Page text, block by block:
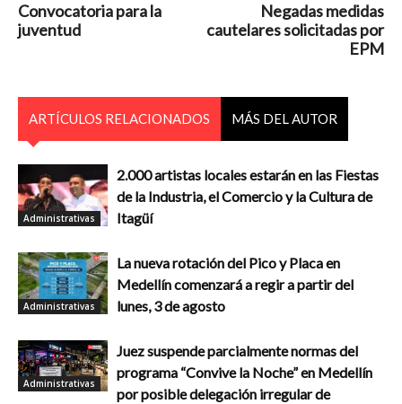
Convocatoria para la
juventud
Negadas medidas
cautelares solicitadas por
EPM
ARTÍCULOS RELACIONADOS MÁS DEL AUTOR
Administrativas
2.000 artistas locales estarán en las Fiestas
de la Industria, el Comercio y la Cultura de
Itagüí
Administrativas
La nueva rotación del Pico y Placa en
Medellín comenzará a regir a partir del
lunes, 3 de agosto
Administrativas
Juez suspende parcialmente normas del
programa “Convive la Noche” en Medellín
por posible delegación irregular de